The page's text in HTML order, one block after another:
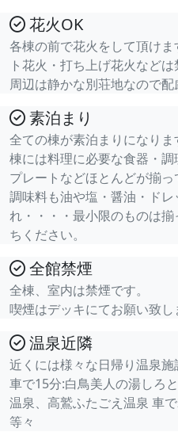
花火OK
各棟の前で花火をして頂け
ト花火・打ち上げ花火などは
周辺は静かな別荘地なので配
素泊まり
全ての棟が素泊まりになりま
棟には料理に必要な食器・
プレートなどほとんどが揃っ
調味料も油や塩・醤油・ド
れ・・・・最小限のものは
ちください。
全館禁煙
全棟、室内は禁煙です。
喫煙はデッキにてお願い致し
温泉近隣
近くには様々な日帰り温泉
車で15分:白鳥美人の湯しろ
温泉、高鷲ふたごえ温泉 車
等々